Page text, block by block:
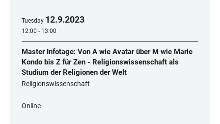
Tuesday 12.9.2023
12:00 - 13:00
Master Infotage: Von A wie Avatar über M wie Marie
Kondo bis Z für Zen - Religionswissenschaft als
Studium der Religionen der Welt
Religionswissenschaft
Online